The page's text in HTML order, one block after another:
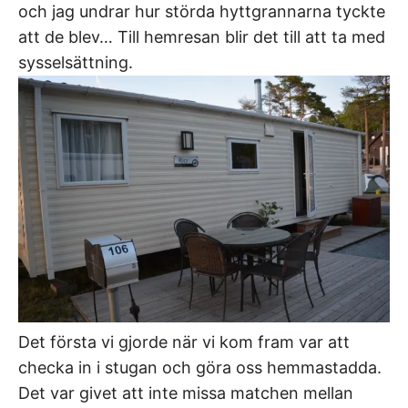
och jag undrar hur störda hyttgrannarna tyckte
att de blev… Till hemresan blir det till att ta med
sysselsättning.
Det första vi gjorde när vi kom fram var att
checka in i stugan och göra oss hemmastadda.
Det var givet att inte missa matchen mellan